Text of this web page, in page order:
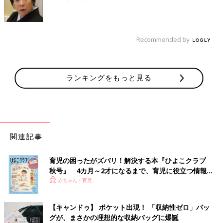
Recommended by
ランキングをもっと見る
関連記事
育児の困ったがズバリ！解決する本『ひよこクラブ
秋号』 4カ月～2才になるまで、育児に役立つ情報が
いっぱい！
赤ちゃん・育児
【キャンドゥ】 ポケット出現！ 「収納性ゼロ」バッ
グが、まさかの理想的な収納バッグに爆誕